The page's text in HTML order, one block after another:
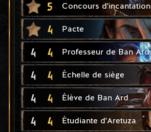
5 Concours d'incantation
4 Pacte
4 4 Professeur de Ban Ard
4 4 Échelle de siège
4 4 Élève de Ban Ard
4 4 Étudiante d'Aretuza